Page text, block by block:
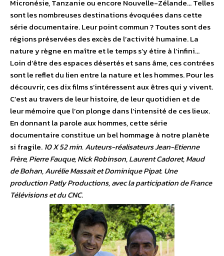
Micronésie, Tanzanie ou encore Nouvelle-Zélande… Telles
sont les nombreuses destinations évoquées dans cette
série documentaire. Leur point commun ? Toutes sont des
régions préservées des excès de l’activité humaine. La
nature y règne en maître et le temps s’y étire à l’infini…
Loin d’être des espaces désertés et sans âme, ces contrées
sont le reflet du lien entre la nature et les hommes. Pour les
découvrir, ces dix films s’intéressent aux êtres qui y vivent.
C’est au travers de leur histoire, de leur quotidien et de
leur mémoire que l’on plonge dans l’intensité de ces lieux.
En donnant la parole aux hommes, cette série
documentaire constitue un bel hommage à notre planète
si fragile. 10 X 52 min. Auteurs-réalisateurs Jean-Etienne
Frère, Pierre Fauque, Nick Robinson, Laurent Cadoret, Maud
de Bohan, Aurélie Massait et Dominique Pipat. Une
production Patly Productions, avec la participation de France
Télévisions et du CNC.